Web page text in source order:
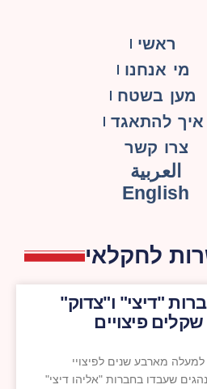
ראשי
מי אנחנו
מען בשטח
איך להתאגד
צרו קשר
العربية
English
לחקלאי
"דיצי" ו"צדוק"
פיצויים
שציפו למעלה מארבע שנים לפיצויי
הפיטורים שלהם, קיבלו 7 נהגים שעבדו בחברות "אליהו דיצי"